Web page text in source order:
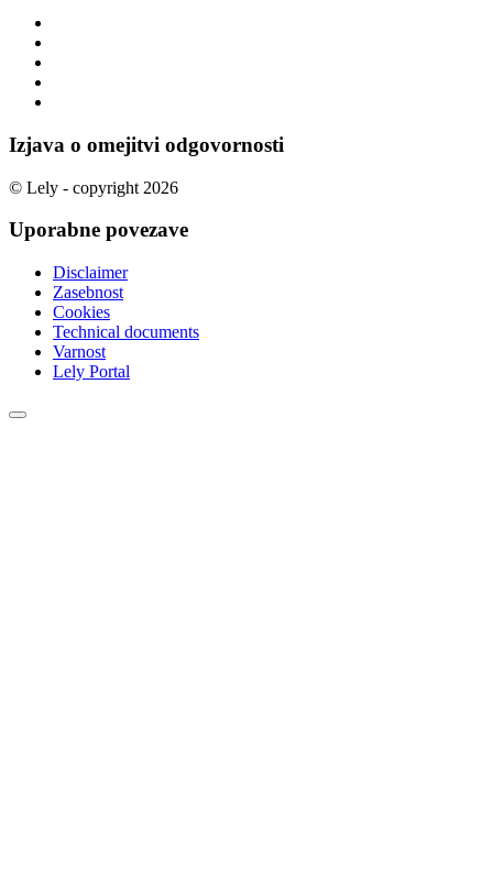
Izjava o omejitvi odgovornosti
© Lely - copyright 2026
Uporabne povezave
Disclaimer
Zasebnost
Cookies
Technical documents
Varnost
Lely Portal